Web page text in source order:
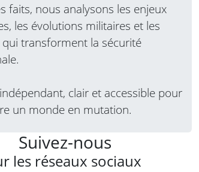
faits, nous analysons les enjeux
les évolutions militaires et les
transforment la sécurité
clair et accessible pour
un monde en mutation.
Suivez-nous
les réseaux sociaux